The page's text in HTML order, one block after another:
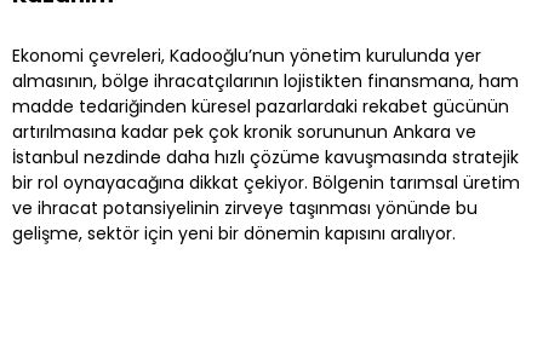
Ekonomi çevreleri, Kadooğlu’nun yönetim kurulunda yer
almasının, bölge ihracatçılarının lojistikten finansmana, ham
madde tedariğinden küresel pazarlardaki rekabet gücünün
artırılmasına kadar pek çok kronik sorununun Ankara ve
İstanbul nezdinde daha hızlı çözüme kavuşmasında stratejik
bir rol oynayacağına dikkat çekiyor. Bölgenin tarımsal üretim
ve ihracat potansiyelinin zirveye taşınması yönünde bu
gelişme, sektör için yeni bir dönemin kapısını aralıyor.